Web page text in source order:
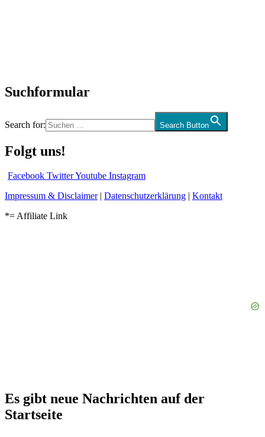
Suchformular
Search for: Search Button
Folgt uns!
Facebook TwitterYoutube Instagram
Impressum & Disclaimer| Datenschutzerklärung
Kontakt
*= Affiliate Link
Es gibt neue Nachrichten auf der
Startseite